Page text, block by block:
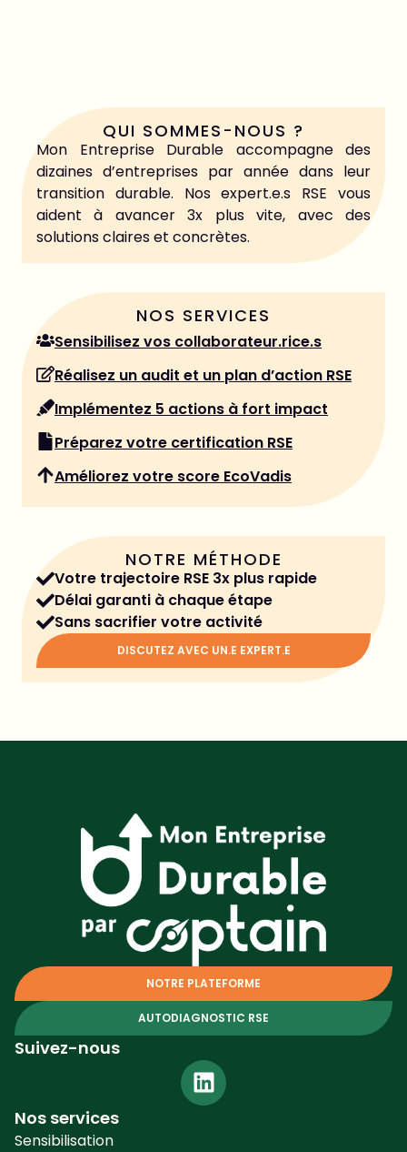
QUI SOMMES-NOUS ?
Mon Entreprise Durable accompagne des
dizaines d’entreprises par année dans leur
transition durable. Nos expert.e.s RSE vous
aident à avancer 3x plus vite, avec des
solutions claires et concrètes.
NOS SERVICES
Sensibilisez vos collaborateur.rice.s
Réalisez un audit et un plan d’action RSE
Implémentez 5 actions à fort impact
Préparez votre certification RSE
Améliorez votre score EcoVadis
NOTRE MÉTHODE
Votre trajectoire RSE 3x plus rapide
Délai garanti à chaque étape
Sans sacrifier votre activité
DISCUTEZ AVEC UN.E EXPERT.E
NOTRE PLATEFORME
AUTODIAGNOSTIC RSE
Suivez-nous
Nos services
Sensibilisation